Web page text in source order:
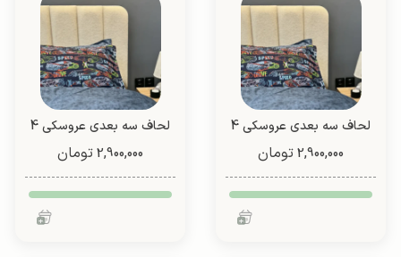
لحاف سه بعدی عروسکی 4
تیکه (طرح 3)
2,900,000تومان
لحاف سه بعدی عروسکی 4
تیکه (طرح 3)
2,900,000تومان